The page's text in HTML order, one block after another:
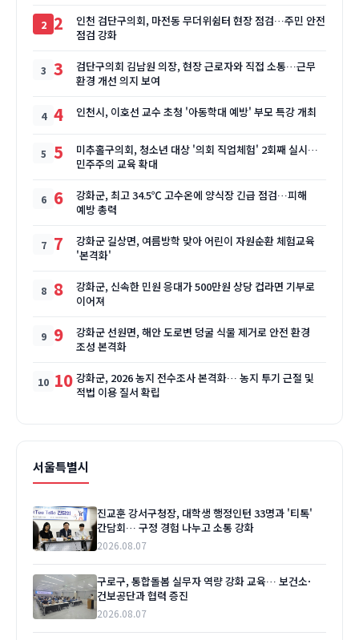
2
인천 검단구의회, 마전동 무더위쉼터 현장 점검…주민 안전
점검 강화
3
검단구의회 김남원 의장, 현장 근로자와 직접 소통…근무
환경 개선 의지 보여
4 인천시, 이호선 교수 초청 '아동학대 예방' 부모 특강 개최
5
미추홀구의회, 청소년 대상 '의회 직업체험' 2회째 실시…
민주주의 교육 확대
6
강화군, 최고 34.5℃ 고수온에 양식장 긴급 점검…피해
예방 총력
7
강화군 길상면, 여름방학 맞아 어린이 자원순환 체험교육
'본격화'
8
강화군, 신속한 민원 응대가 500만원 상당 컵라면 기부로
이어져
9
강화군 선원면, 해안 도로변 덩굴 식물 제거로 안전 환경
조성 본격화
10 강화군, 2026 농지 전수조사 본격화… 농지 투기 근절 및
적법 이용 질서 확립
서울특별시
진교훈 강서구청장, 대학생 행정인턴 33명과 '티톡'
간담회… 구정 경험 나누고 소통 강화
2026.08.07
구로구, 통합돌봄 실무자 역량 강화 교육… 보건소·
건보공단과 협력 증진
2026.08.07